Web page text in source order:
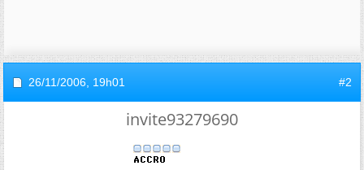
26/11/2006, 19h01 #2
invite93279690